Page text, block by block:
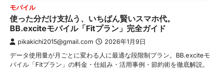
モバイル
使った分だけ支払う、いちばん賢いスマホ代。
BB.exciteモバイル「Fitプラン」完全ガイド
pikakichi2015@gmail.com 2026年1月9日
データ使用量が月ごとに変わる人に最適な段階制プラン。BB.exciteモ
バイル「Fitプラン」の料金・仕組み・活用事例・節約術を徹底解説。